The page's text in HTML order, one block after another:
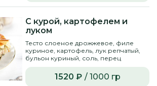
С курой, картофелем и
луком
Тесто слоеное дрожжевое, филе
куриное, картофель, лук репчатый,
бульон куриный, соль, перец
1520 ₽ / 1000 гр